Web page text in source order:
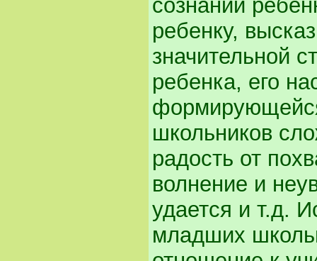
сознании
ребенку,
значительной
ребенка, его
школьников
радость от
волнение и
удается и т.д.
младших